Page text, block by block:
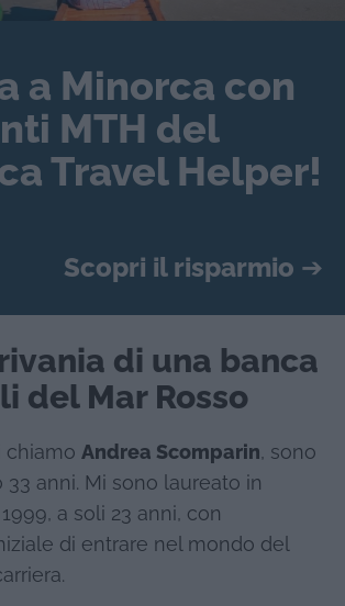
a Minorca con
MTH del
Travel Helper!
Scopri il risparmio ➔
di una banca
del Mar Rosso
chiamo Andrea Scomparin, sono
33 anni. Mi sono laureato in
a soli 23 anni, con
di entrare nel mondo del